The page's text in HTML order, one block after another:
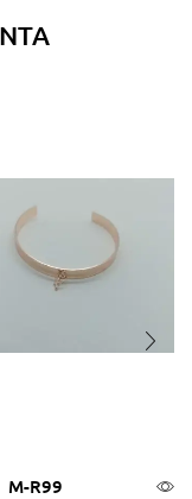
Μ-R99